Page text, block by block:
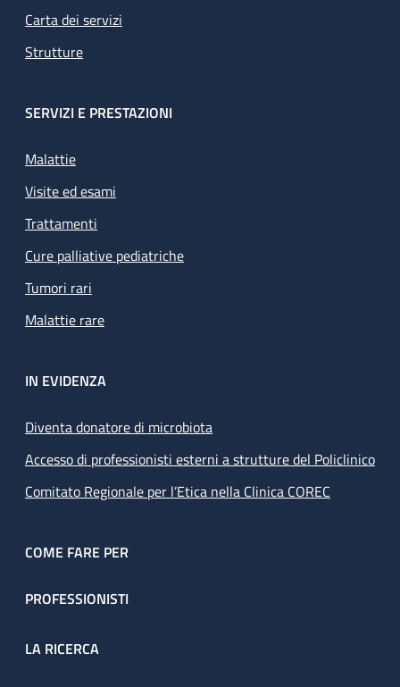
Carta dei servizi
Strutture
SERVIZI E PRESTAZIONI
Malattie
Visite ed esami
Trattamenti
Cure palliative pediatriche
Tumori rari
Malattie rare
IN EVIDENZA
Diventa donatore di microbiota
Accesso di professionisti esterni a strutture del Policlinico
Comitato Regionale per l’Etica nella Clinica COREC
COME FARE PER
PROFESSIONISTI
LA RICERCA